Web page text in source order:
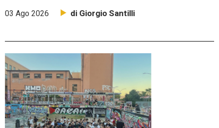
03 Ago 2026 di Giorgio Santilli